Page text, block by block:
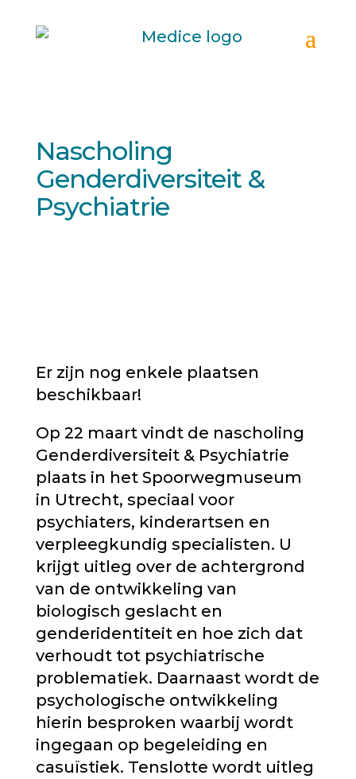
Nascholing
Genderdiversiteit &
Psychiatrie
Er zijn nog enkele plaatsen
beschikbaar!
Op 22 maart vindt de nascholing
Genderdiversiteit & Psychiatrie
plaats in het Spoorwegmuseum
in Utrecht, speciaal voor
psychiaters, kinderartsen en
verpleegkundig specialisten. U
krijgt uitleg over de achtergrond
van de ontwikkeling van
biologisch geslacht en
genderidentiteit en hoe zich dat
verhoudt tot psychiatrische
problematiek. Daarnaast wordt de
psychologische ontwikkeling
hierin besproken waarbij wordt
ingegaan op begeleiding en
casuïstiek. Tenslotte wordt uitleg